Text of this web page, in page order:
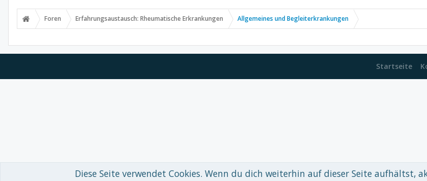
Foren Erfahrungsaustausch: Rheumatische Erkrankungen Allgemeines und Begleiterkrankungen
Startseite
Diese Seite verwendet Cookies. Wenn du dich weiterhin auf dieser Seite aufhältst,